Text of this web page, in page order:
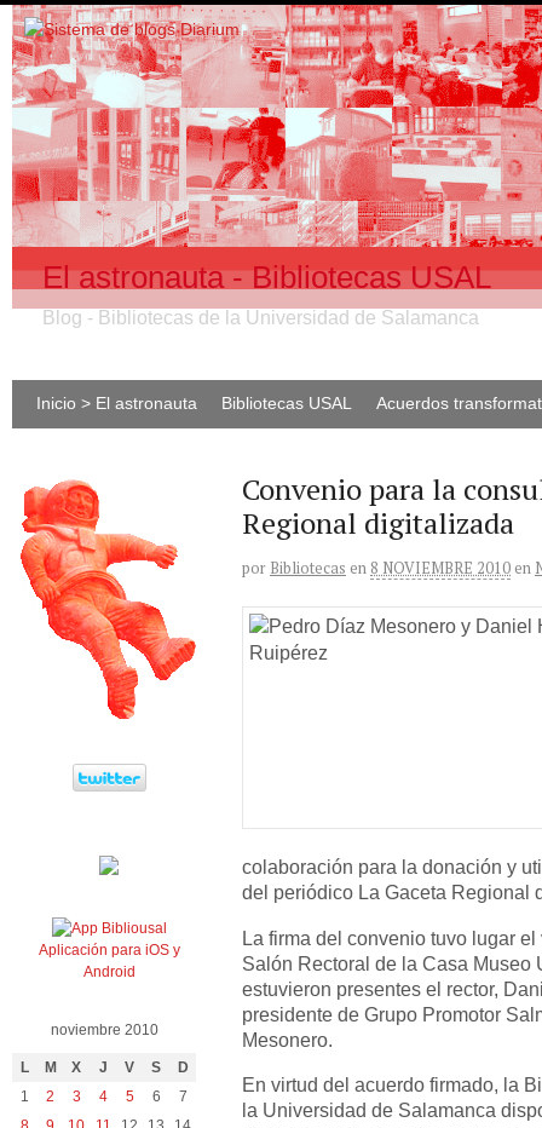
El astronauta - Bibliotecas USAL
Blog - Bibliotecas de la Universidad de Salamanca
Inicio > El astronauta Bibliotecas USAL Acuerdos
Convenio para la
Regional digitalizada
por Bibliotecas en 8 NOVIEMBRE 2010 en
colaboración para la donación y
del periódico La Gaceta Regional
La firma del convenio tuvo lugar
Salón Rectoral de la Casa Museo
estuvieron presentes el rector,
presidente de Grupo Promotor
Mesonero.
En virtud del acuerdo firmado, la
la Universidad de Salamanca
Aplicación para iOS y
Android
noviembre 2010
L M X J V S D
1 2 3 4 5 6
7